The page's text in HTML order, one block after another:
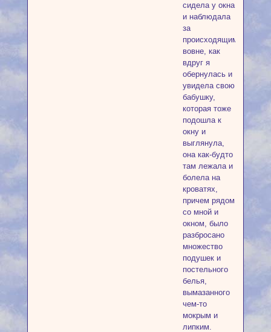
сидела у окна
и наблюдала
за
происходящим
вовне, как
вдруг я
обернулась и
увидела свою
бабушку,
которая тоже
подошла к
окну и
выглянула,
она как-будто
там лежала и
болела на
кроватях,
причем рядом
со мной и
окном, было
разбросано
множество
подушек и
постельного
белья,
вымазанного
чем-то
мокрым и
липким.